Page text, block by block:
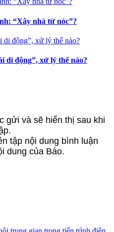
“Xây nhà từ nóc”?
di động”, xử lý thế nào?
gửi và sẽ hiển thị sau khi
tập nội dung bình luận
dung của Báo.